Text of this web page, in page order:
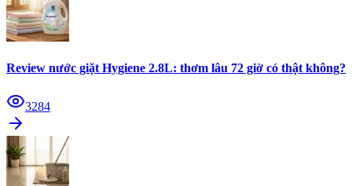
Review nước giặt Hygiene 2.8L: thơm lâu 72 giờ có thật không?
3284